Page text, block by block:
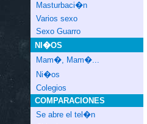
Masturbaci�n
Varios sexo
Sexo Guarro
NI�OS
Mam�, Mam�...
Ni�os
Colegios
COMPARACIONES
Se abre el tel�n